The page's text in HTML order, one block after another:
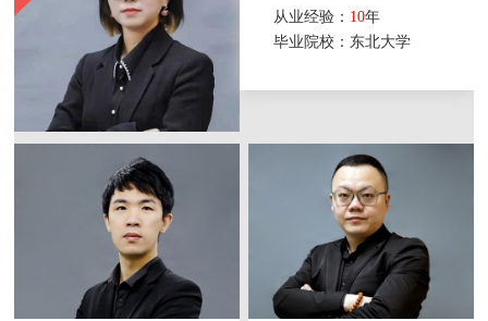
从业经验： 10年
毕业院校：东北大学